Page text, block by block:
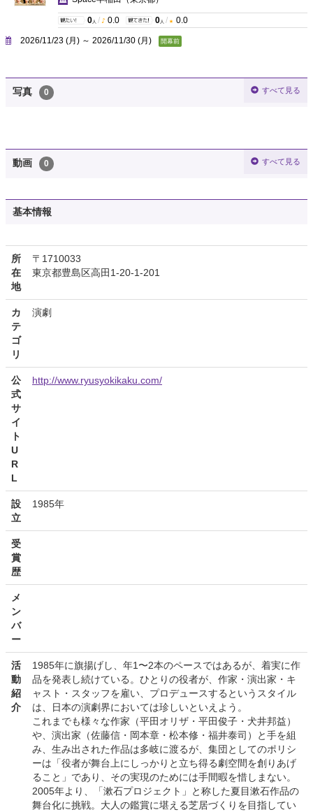
0 人 / 0.0 0 人 / 0.0
2026/11/23 (月) ～ 2026/11/30 (月) 開幕前
写真 0 すべて見る
動画 0 すべて見る
基本情報
所
在
地
〒1710033
東京都豊島区高田1-20-1-201
カ
テ
ゴ
リ
演劇
公
式
サ
イ
ト
U
R
L
http://www.ryusyokikaku.com/
設
立
1985年
受
賞
歴
メ
ン
バ
ー
活
動
紹
介
1985年に旗揚げし、年1〜2本のペースではあるが、着実に作
品を発表し続けている。ひとりの役者が、作家・演出家・キ
ャスト・スタッフを雇い、プロデュースするというスタイル
は、日本の演劇界においては珍しいといえよう。
これまでも様々な作家（平田オリザ・平田俊子・犬井邦益）
や、演出家（佐藤信・岡本章・松本修・福井泰司）と手を組
み、生み出された作品は多岐に渡るが、集団としてのポリシ
ーは「役者が舞台上にしっかりと立ち得る劇空間を創りあげ
ること」であり、その実現のためには手間暇を惜しまない。
2005年より、「漱石プロジェクト」と称した夏目漱石作品の
舞台化に挑戦。大人の鑑賞に堪える芝居づくりを目指してい